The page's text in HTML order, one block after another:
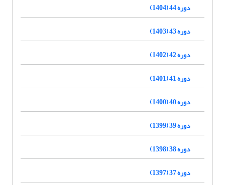
دوره 44 (1404)
دوره 43 (1403)
دوره 42 (1402)
دوره 41 (1401)
دوره 40 (1400)
دوره 39 (1399)
دوره 38 (1398)
دوره 37 (1397)